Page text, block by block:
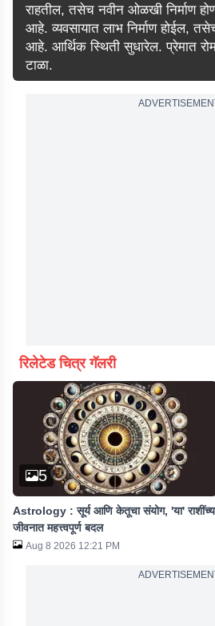
राहतील, तसेच नवीन ओळखी निर्माण
आहे. व्यवसायात लाभ निर्माण होईल,
आहे. आर्थिक स्थिती सुधारेल. प्रेमात
टाळा.
रिलेटेड चित्र गॅलरी
5
Astrology : सूर्य आणि केतूचा संयोग, 'या'
जीवनात महत्त्वपूर्ण बदल
Aug 8 2026 12:21 PM